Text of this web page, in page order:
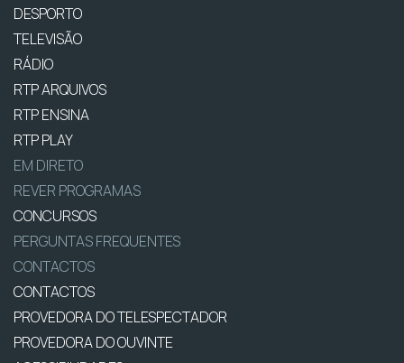
DESPORTO
TELEVISÃO
RÁDIO
RTP ARQUIVOS
RTP ENSINA
RTP PLAY
EM DIRETO
REVER PROGRAMAS
CONCURSOS
PERGUNTAS FREQUENTES
CONTACTOS
CONTACTOS
PROVEDORA DO TELESPECTADOR
PROVEDORA DO OUVINTE